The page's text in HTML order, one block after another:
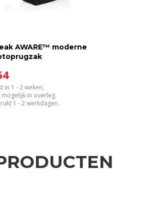
AWARE™ moderne
in 1 - 2 weken,
in overleg.
1 - 2 werkdagen.